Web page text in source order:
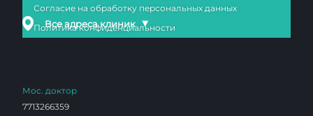
Все адреса клиник ▼
Согласие на обработку персональных данных
Политика конфиденциальности
Мос. доктор
7713266359